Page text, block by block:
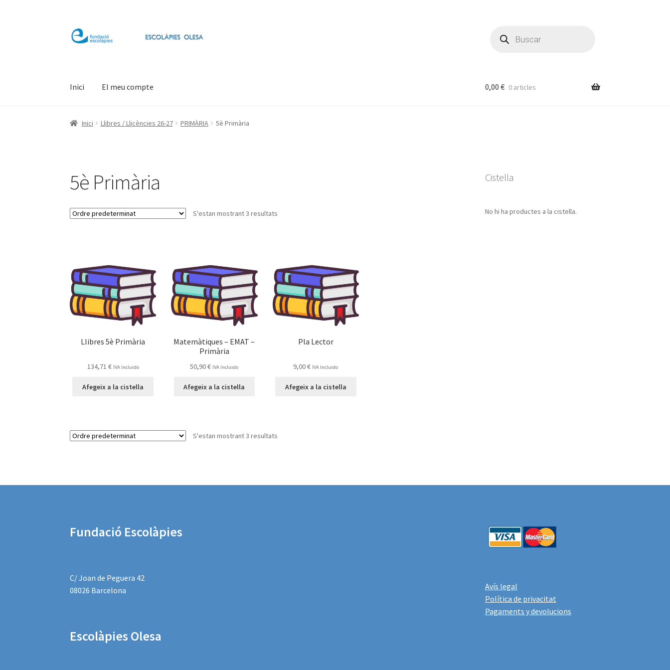
Salta
a
Vés
al
search
Inici El meu compte 0,00 € 0 articles
Inici Llibres / Llicències 26-27 PRIMÀRIA 5è Primària
5è Primària
S'estan mostrant 3 resultats
Llibres 5è Primària
134,71 € IVA Incluido
Afegeix a la cistella
Matemàtiques – EMAT –
Primària
50,90€ IVA Incluido
Afegeix a la cistella
Pla Lector
9,00€ IVA Incluido
Afegeix a la cistella
S'estan mostrant 3 resultats
Cistella
No hi ha productes a la cistella.
Fundació Escolàpies
C/ Joan de Peguera 42
08026 Barcelona
Escolàpies Olesa
Avís legal
Política de privacitat
Pagaments y devolucions